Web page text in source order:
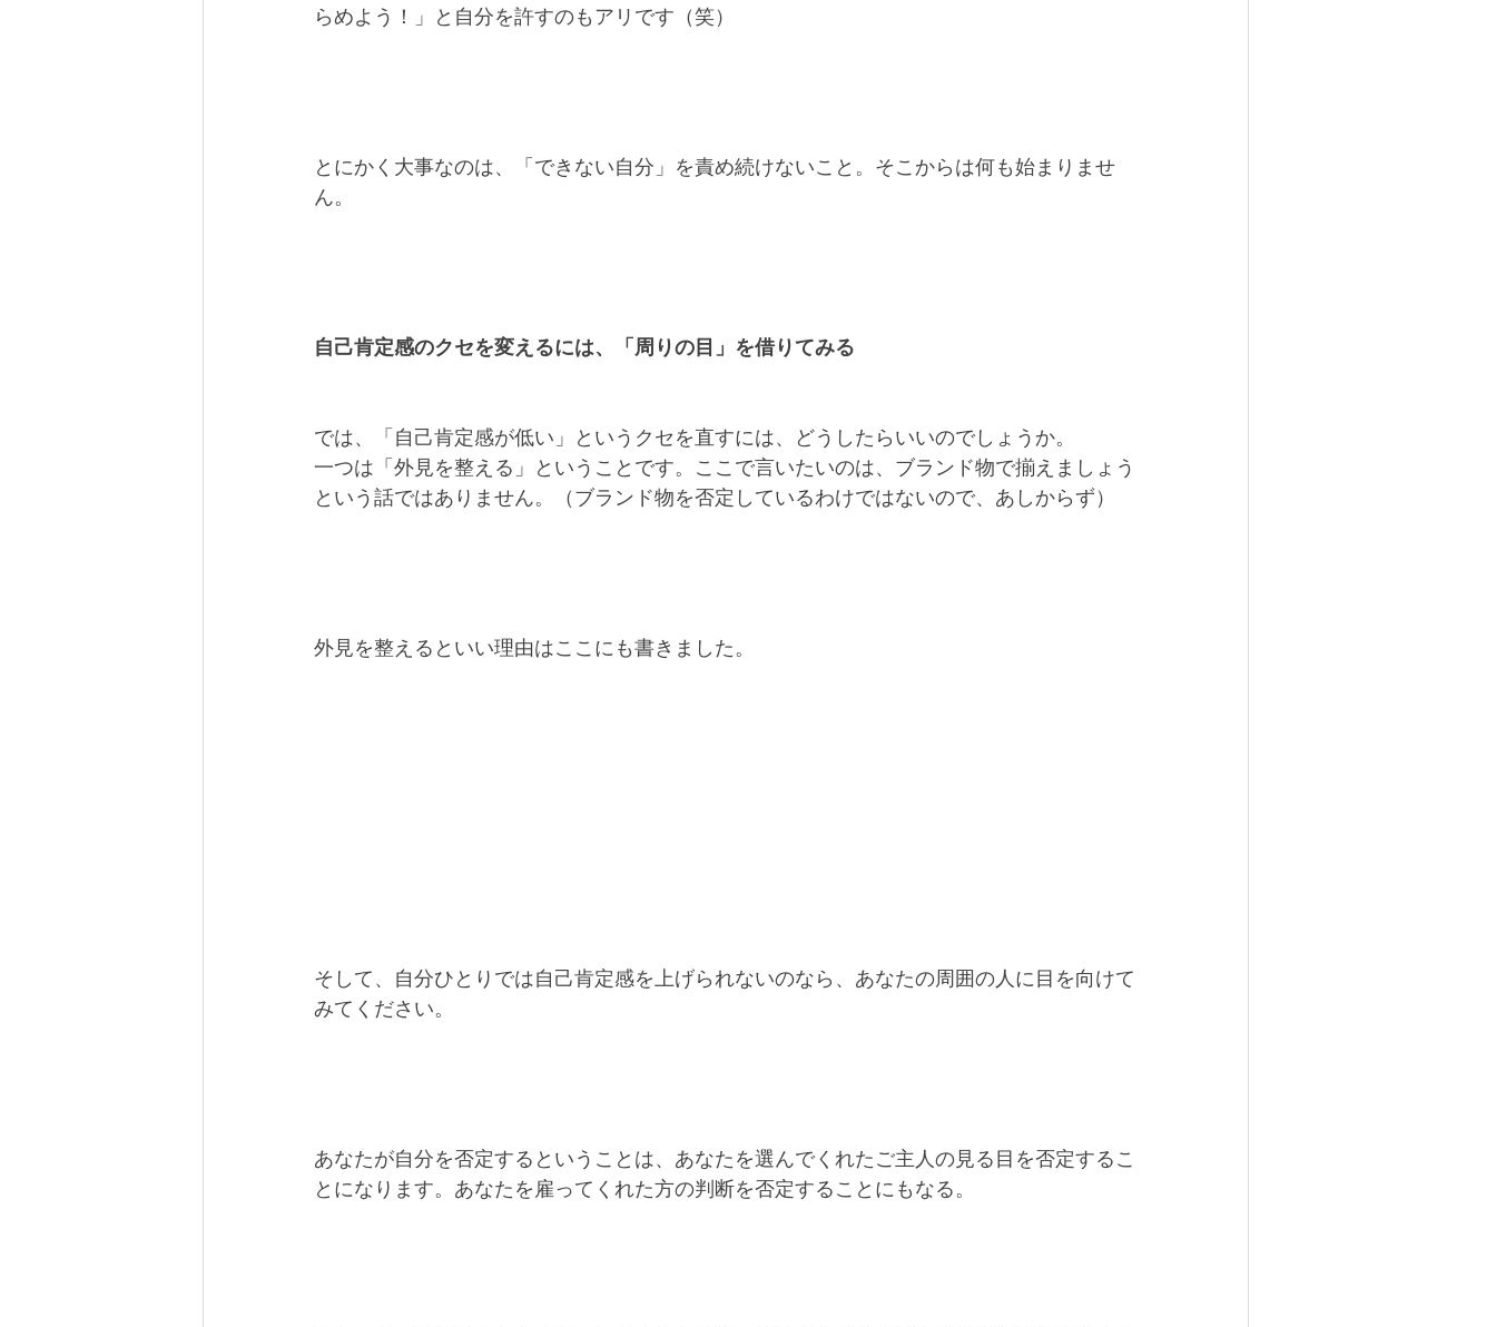
らめよう！」と自分を許すのもアリです（笑）
とにかく大事なのは、「できない自分」を責め続けないこと。そこからは何も始まりませ
ん。
自己肯定感のクセを変えるには、「周りの目」を借りてみる
では、「自己肯定感が低い」というクセを直すには、どうしたらいいのでしょうか。
一つは「外見を整える」ということです。ここで言いたいのは、ブランド物で揃えましょう
という話ではありません。（ブランド物を否定しているわけではないので、あしからず）
外見を整えるといい理由はここにも書きました。
そして、自分ひとりでは自己肯定感を上げられないのなら、あなたの周囲の人に目を向けて
みてください。
あなたが自分を否定するということは、あなたを選んでくれたご主人の見る目を否定するこ
とになります。あなたを雇ってくれた方の判断を否定することにもなる。